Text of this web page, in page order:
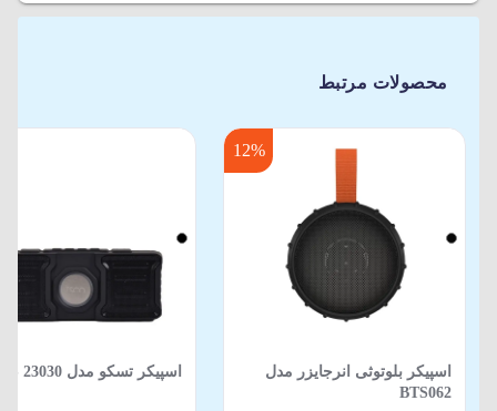
محصولات مرتبط
12%
اسپیکر بلوتوثی انرجایزر مدل
BTS062
اسپیکر تسکو مدل TS 23030